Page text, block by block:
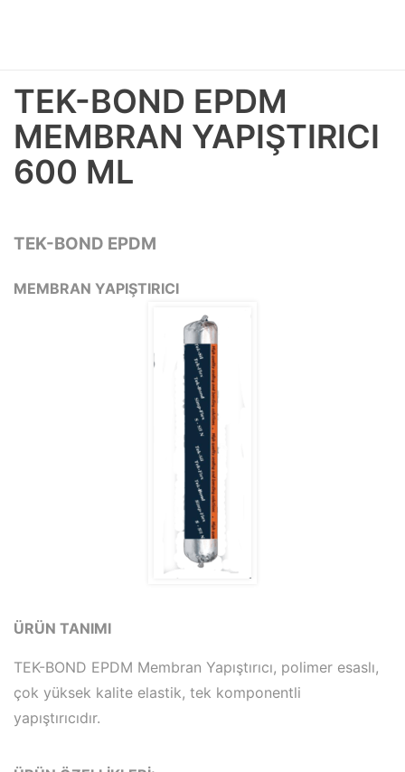
TEK-BOND EPDM
MEMBRAN YAPIŞTIRICI
600 ML
TEK-BOND EPDM
MEMBRAN YAPIŞTIRICI
ÜRÜN TANIMI
TEK-BOND EPDM Membran Yapıştırıcı, polimer esaslı,
çok yüksek kalite elastik, tek komponentli
yapıştırıcıdır.